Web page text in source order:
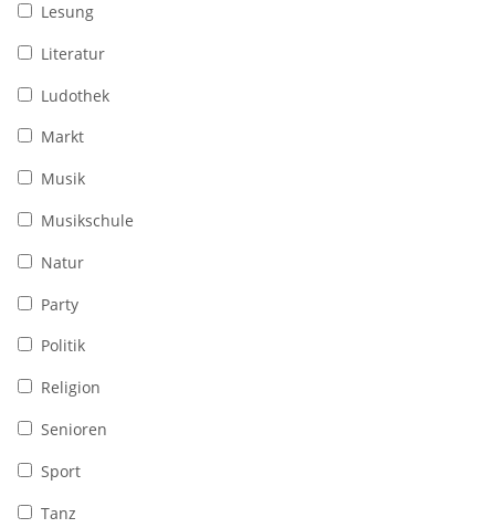
Lesung
Literatur
Ludothek
Markt
Musik
Musikschule
Natur
Party
Politik
Religion
Senioren
Sport
Tanz